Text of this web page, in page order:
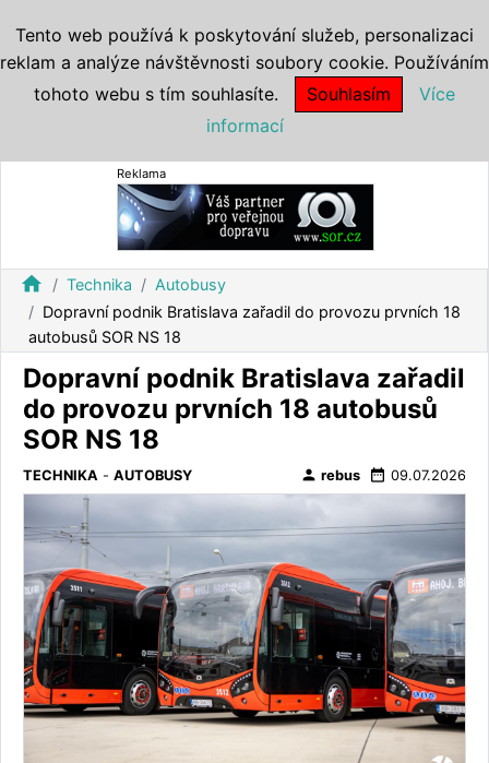
Reklama
home Technika
Autobusy
Dopravní podnik Bratislava zařadil do provozu prvních 18
autobusů SOR NS 18
Dopravní podnik Bratislava zařadil
do provozu prvních 18 autobusů
SOR NS 18
TECHNIKA - AUTOBUSY person rebus date_range 09.07.2026
Tento web používá k poskytování služeb, personalizaci
reklam a analýze návštěvnosti soubory cookie. Používáním
tohoto webu s tím souhlasíte.
Souhlasím
Více
informací